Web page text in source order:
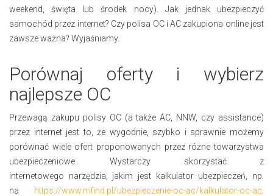
weekend, święta lub środek nocy). Jak jednak ubezpieczyć
samochód przez internet? Czy polisa OC i AC zakupiona online jest
zawsze ważna? Wyjaśniamy.
Porównaj oferty i wybierz
najlepsze OC
Przewagą zakupu polisy OC (a także AC, NNW, czy assistance)
przez internet jest to, że wygodnie, szybko i sprawnie możemy
porównać wiele ofert proponowanych przez różne towarzystwa
ubezpieczeniowe. Wystarczy skorzystać z
internetowego narzędzia, jakim jest kalkulator ubezpieczeń, np.
na https://www.mfind.pl/ubezpieczenie-oc-ac/kalkulator-oc-ac